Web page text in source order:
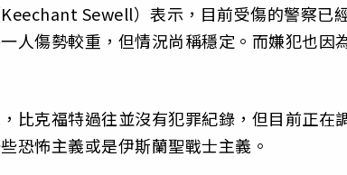
Sewell）表示，目前受傷的警察已
人傷勢較重，但情況尚稱穩定。而嫌犯也因
比克福特過往並沒有犯罪紀錄，但目前正在
恐怖主義或是伊斯蘭聖戰士主義。